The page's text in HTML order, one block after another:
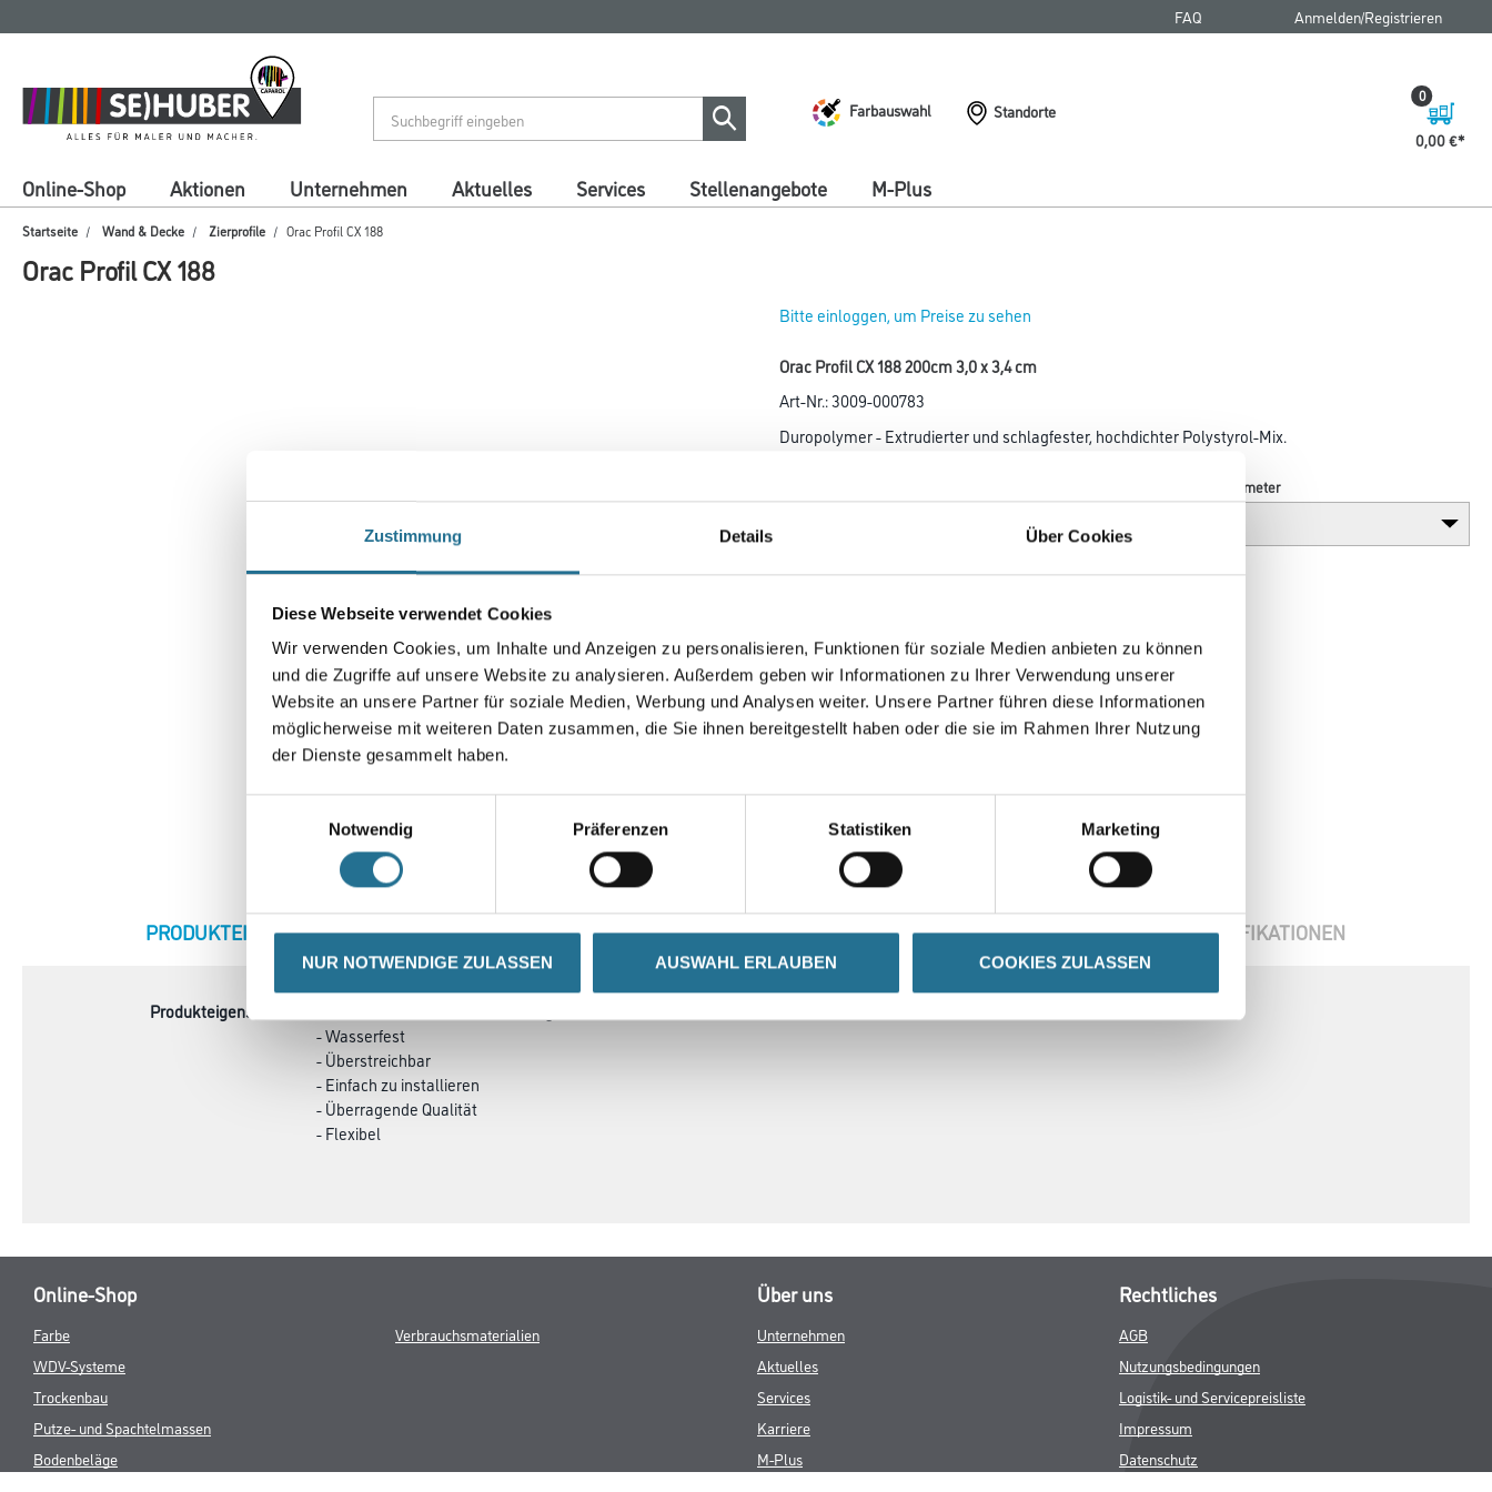
Zustimmung Details Über Cookies
Diese Webseite verwendet Cookies
Wir verwenden Cookies, um Inhalte und Anzeigen zu personalisieren, Funktionen für soziale Medien anbieten zu können
und die Zugriffe auf unsere Website zu analysieren. Außerdem geben wir Informationen zu Ihrer Verwendung unserer
Website an unsere Partner für soziale Medien, Werbung und Analysen weiter. Unsere Partner führen diese Informationen
möglicherweise mit weiteren Daten zusammen, die Sie ihnen bereitgestellt haben oder die sie im Rahmen Ihrer Nutzung
der Dienste gesammelt haben.
Notwendig
Präferenzen Statistiken Marketing
NUR NOTWENDIGE ZULASSEN AUSWAHL ERLAUBEN COOKIES ZULASSEN
springen
springen
FAQ Anmelden/Registrieren
Farbauswahl
Standorte
0,00 €
0
Online-Shop Aktionen Unternehmen Aktuelles Services Stellenangebote M-Plus
Startseite Wand & Decke Zierprofile Orac Profil CX 188
Orac Profil CX 188
Bitte einloggen, um Preise zu sehen
Orac Profil CX 188 200cm 3,0 x 3,4 cm
Art-Nr.:3009-000783
Duropolymer - Extrudierter und schlagfester, hochdichter Polystyrol-Mix.
Breite in centimeter
Gebinde
Umrechnungsfaktoren
CURRENT
PRODUKTEIGENSCHAFTEN ZUSATZINFOS GEFAHRENHINWEISE DATENBLÄTTER SPEZIFIKATIONEN
Produkteigenschaft
- Wasserfest
- Überstreichbar
- Einfach zu installieren
- Überragende Qualität
- Flexibel
Online-Shop
Farbe
WDV-Systeme
Trockenbau
Putze- und Spachtelmassen
Bodenbeläge
Verbrauchsmaterialien
Über uns
Unternehmen
Aktuelles
Services
Karriere
M-Plus
Rechtliches
AGB
Nutzungsbedingungen
Logistik- und Servicepreisliste
Impressum
Datenschutz